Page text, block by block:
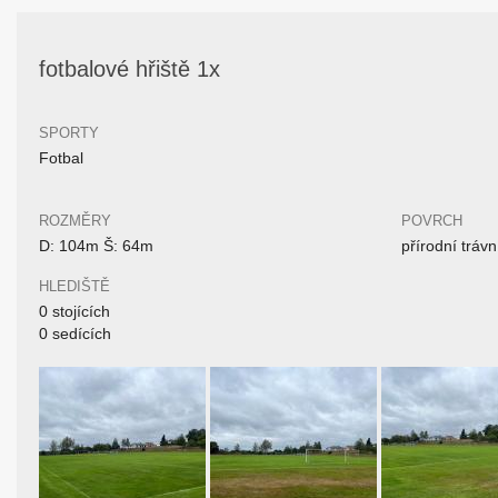
fotbalové hřiště 1x
SPORTY
Fotbal
ROZMĚRY
D: 104m Š: 64m
HLEDIŠTĚ
0 stojících
0 sedících
POVRCH
přírodní